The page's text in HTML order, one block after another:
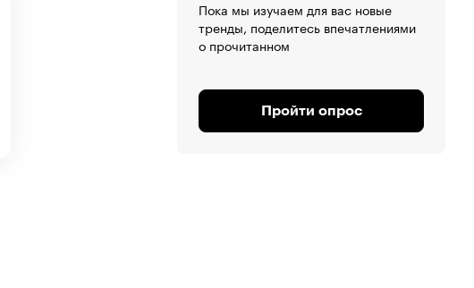
Пока мы изучаем для вас новые
тренды, поделитесь впечатлениями
о прочитанном
Пройти опрос